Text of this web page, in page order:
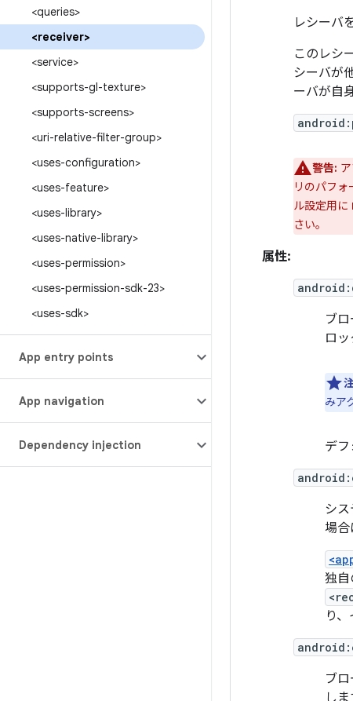
<queries>
<receiver>
<service>
<supports-gl-texture>
<supports-screens>
<uri-relative-filter-group>
<uses-configuration>
<uses-feature>
<uses-library>
<uses-native-library>
<uses-permission>
<uses-permission-sdk-23>
<uses-sdk>
App entry points
App navigation
Dependency injection
レシーバ
このレシ
シーバが
ーバが自
警告:
リのパフ
ル設定用に
さい。
属性:
ブ
ロ
みア
デ
シ
場合
独自
り
ブ
し